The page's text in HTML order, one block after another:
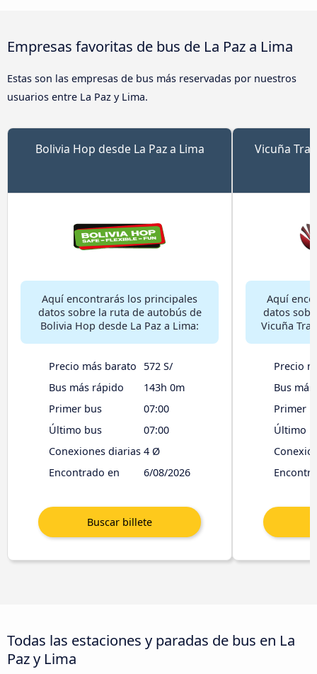
Empresas favoritas de bus de La Paz a Lima
Estas son las empresas de bus más reservadas por nuestros
usuarios entre La Paz y Lima.
Bolivia Hop desde La Paz a Lima
Aquí encontrarás los principales
datos sobre la ruta de autobús de
Bolivia Hop desde La Paz a Lima:
Precio más barato
572 S/
Bus más rápido
143h 0m
Primer bus
07:00
Último bus
07:00
Conexiones diarias 4 Ø
Encontrado en
6/08/2026
Vicuña
Aquí
datos
Vicuña
Precio
Bus
Primer
Último
Todas las estaciones y paradas de bus en La
Paz y Lima